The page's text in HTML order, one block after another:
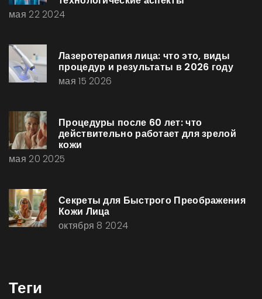
мая 22 2024
Лазеротерапия лица: что это, виды
процедур и результаты в 2026 году
мая 15 2026
Процедуры после 60 лет: что
действительно работает для зрелой
кожи
мая 20 2025
Секреты для Быстрого Преображения
Кожи Лица
октября 8 2024
Теги